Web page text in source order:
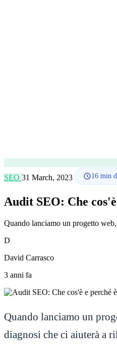
SEO 31 March, 2023 16 min
Audit SEO: Che
Quando lanciamo un progetto
D
David Carrasco
3 anni fa
Quando lanciamo un
diagnosi che ci aiuterà a